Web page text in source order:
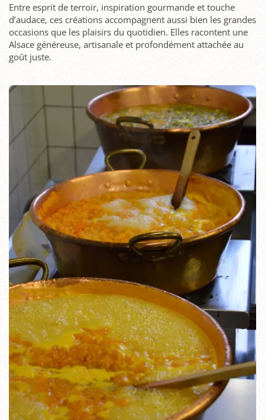
Entre esprit de terroir, inspiration gourmande et touche
d’audace, ces créations accompagnent aussi bien les grandes
occasions que les plaisirs du quotidien. Elles racontent une
Alsace généreuse, artisanale et profondément attachée au
goût juste.